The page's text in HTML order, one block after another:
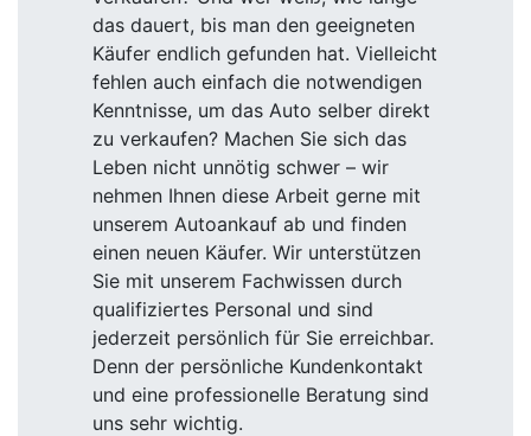
das dauert, bis man den geeigneten
Käufer endlich gefunden hat. Vielleicht
fehlen auch einfach die notwendigen
Kenntnisse, um das Auto selber direkt
zu verkaufen? Machen Sie sich das
Leben nicht unnötig schwer – wir
nehmen Ihnen diese Arbeit gerne mit
unserem Autoankauf ab und finden
einen neuen Käufer. Wir unterstützen
Sie mit unserem Fachwissen durch
qualifiziertes Personal und sind
jederzeit persönlich für Sie erreichbar.
Denn der persönliche Kundenkontakt
und eine professionelle Beratung sind
uns sehr wichtig.